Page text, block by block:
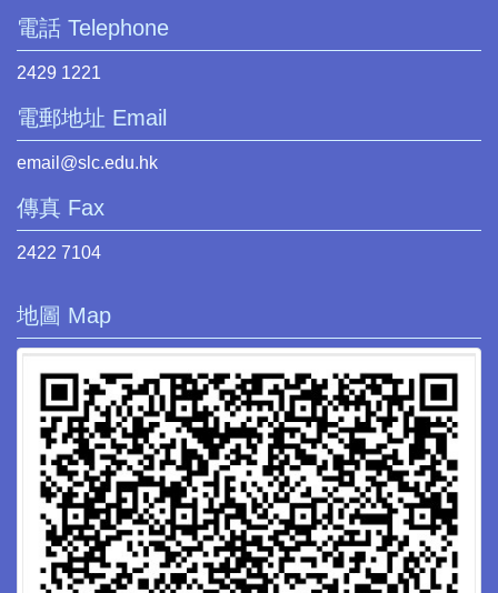
電話 Telephone
2429 1221
電郵地址 Email
email@slc.edu.hk
傳真 Fax
2422 7104
地圖 Map